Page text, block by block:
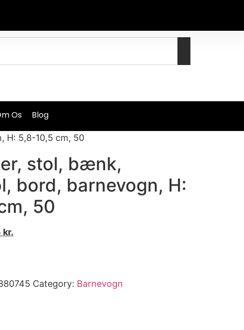
Os Blog
H: 5,8-10,5 cm, 50
stol, bænk,
bord, barnevogn, H:
50
kr.
Category: Barnevogn